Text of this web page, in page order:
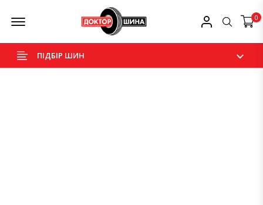
Offcanvas Menu Open Мій профіль
Пошук
0
ПІДБІР ШИН